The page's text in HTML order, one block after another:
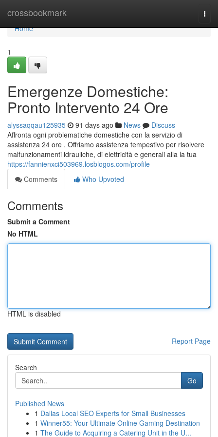
crossbookmark
Home
Home
1
Emergenze Domestiche:
Pronto Intervento 24 Ore
alyssaqqau125935 91 days ago News
Discuss
Affronta ogni problematiche domestiche con la servizio di
assistenza 24 ore . Offriamo assistenza tempestivo per risolvere
malfunzionamenti idrauliche, di elettricità e generali alla la tua
https://fannienxci503969.losblogos.com/profile
Comments
Who Upvoted
Comments
Submit a Comment
No HTML
HTML is disabled
Report Page
Search
Go
Published News
1 Dallas Local SEO Experts for Small Businesses
1 Winner55: Your Ultimate Online Gaming Destination
1 The Guide to Acquiring a Catering Unit in the U...